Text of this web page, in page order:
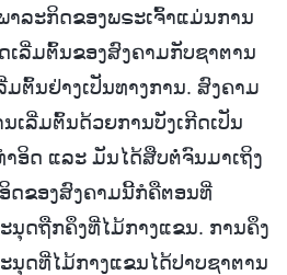
າລະກິດຂອງພຣະເຈົ້າແມ່ນການ
ເລີ່ມຕົ້ນຂອງສົງຄາມກັບຊາຕານ
ຕົ້ນຢ່າງເປັນທາງການ. ສົງຄາມ
ເລີ່ມຕົ້ນດ້ວຍການບັງເກີດເປັນ
ອິດ ແລະ ມັນໄດ້ສືບຕໍ່ຈົນມາເຖິງ
ດຂອງສົງຄາມນີ້ກໍຄືຕອນທີ່
ນຸດຖືກຄຶງທີ່ໄມ້ກາງແຂນ. ການຄຶງ
ນຸດທີ່ໄມ້ກາງແຂນໄດ້ປາບຊາຕານ